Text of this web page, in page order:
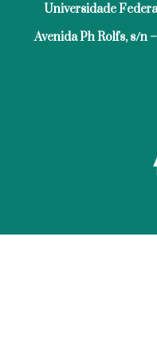
Universidade
Avenida Ph Rolfs, s/n